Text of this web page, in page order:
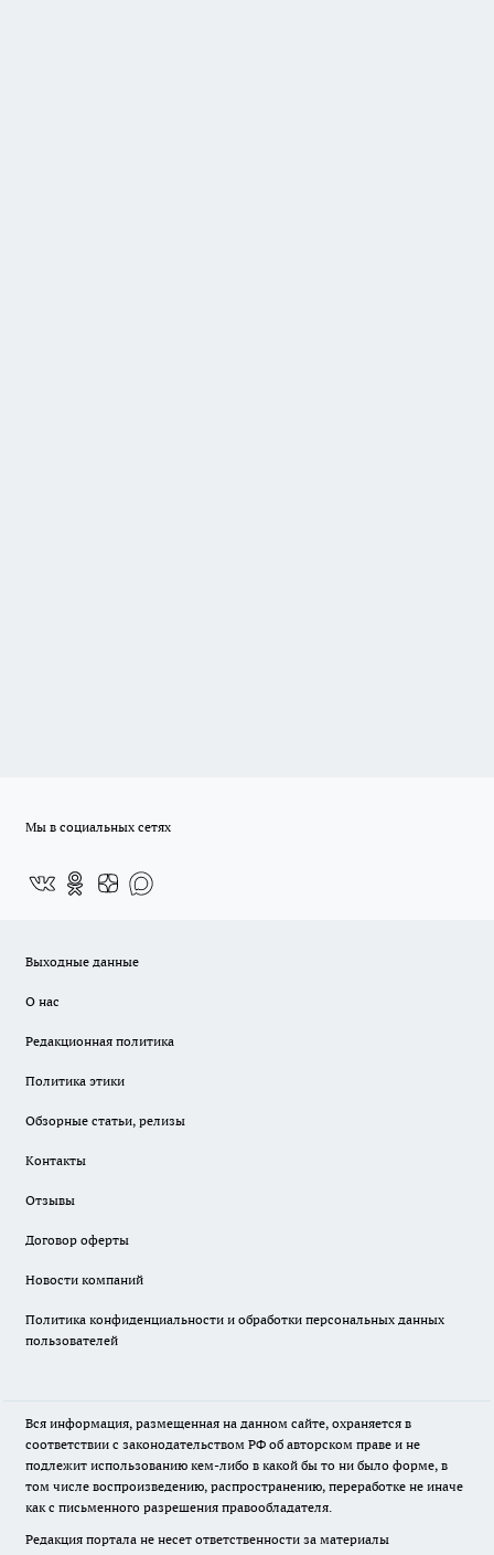
Мы в социальных сетях
Выходные данные
О нас
Редакционная политика
Политика этики
Обзорные статьи, релизы
Контакты
Отзывы
Договор оферты
Новости компаний
Политика конфиденциальности и обработки персональных данных
пользователей
Вся информация, размещенная на данном сайте, охраняется в
соответствии с законодательством РФ об авторском праве и не
подлежит использованию кем-либо в какой бы то ни было форме, в
том числе воспроизведению, распространению, переработке не иначе
как с письменного разрешения правообладателя.
Редакция портала не несет ответственности за материалы